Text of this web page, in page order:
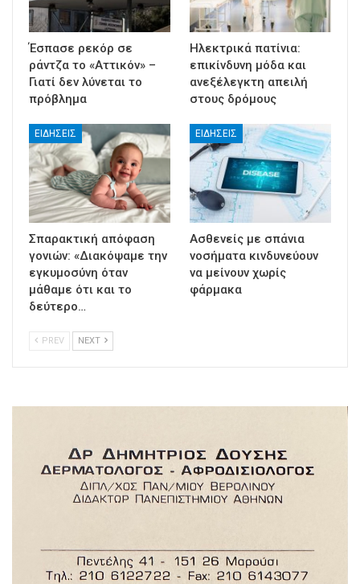
Έσπασε ρεκόρ σε
ράντζα το «Αττικόν» –
Γιατί δεν λύνεται το
πρόβλημα
Ηλεκτρικά πατίνια:
επικίνδυνη μόδα και
ανεξέλεγκτη απειλή
στους δρόμους
ΕΙΔΉΣΕΙΣ
Σπαρακτική απόφαση
γονιών: «Διακόψαμε την
εγκυμοσύνη όταν
μάθαμε ότι και το
δεύτερο…
ΕΙΔΉΣΕΙΣ
Ασθενείς με σπάνια
νοσήματα κινδυνεύουν
να μείνουν χωρίς
φάρμακα
PREV NEXT